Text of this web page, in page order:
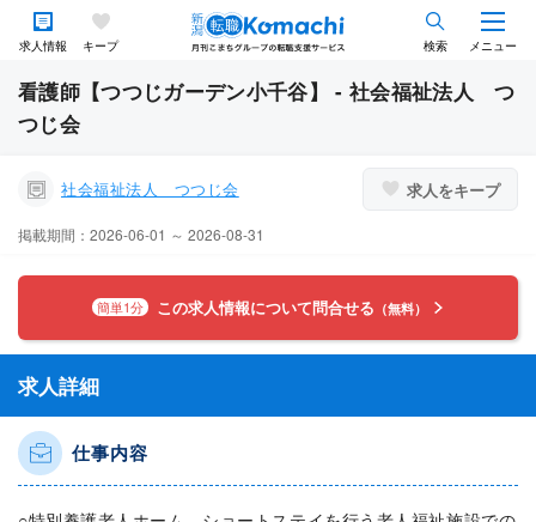
求人情報 キープ 検索 メニュー
看護師【つつじガーデン小千谷】 - 社会福祉法人 つ
つじ会
社会福祉法人 つつじ会 求人をキープ
掲載期間：2026-06-01 ～ 2026-08-31
簡単1分 この求人情報について問合せる （無料）
求人詳細
仕事内容